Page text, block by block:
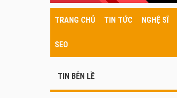
TRANG CHỦ TIN TỨC NGHỆ SĨ
SEO
TIN BÊN LỀ